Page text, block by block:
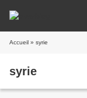
Accueil » syrie
syrie